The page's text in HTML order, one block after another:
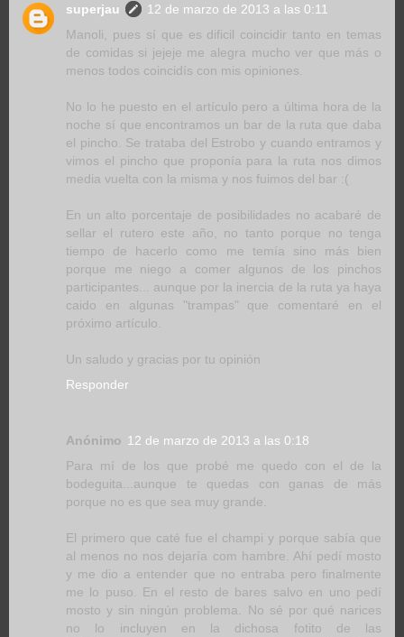
superjau
12 de marzo de 2013 a las 0:11
Manoli, pues sí que es dificil coincidir tanto en temas
de comidas si jejeje me alegra mucho ver que más o
menos todos coincidís con mis opiniones.
No lo he puesto en el artículo pero a última hora de la
noche sí que encontramos un bar de la ruta que daba
el pincho. Se trataba del Estrobo y cuando entramos y
vimos el pincho que proponía para la ruta nos dimos
media vuelta con la misma y nos fuimos del bar :(
En un alto porcentaje de posibilidades no acabaré de
sellar el rutero este año, no tanto porque no tenga
tiempo de hacerlo como me temía sino más bien
porque me niego a comer algunos de los pinchos
participantes... aunque por la inercia de la ruta ya haya
caido en algunas "trampas" que comentaré en el
próximo artículo.
Un saludo y gracias por tu opinión
Responder
Anónimo 12 de marzo de 2013 a las 0:18
Para mí de los que probé me quedo con el de la
bodeguita...aunque te quedas con ganas de más
porque no es que sea muy grande.
El primero que caté fue el champi y porque sabía que
al menos no nos dejaría com hambre. Ahí pedí mosto
y me dio a entender que no entraba pero finalmente
me lo puso. En el resto de bares salvo en uno pedí
mosto y sin ningún problema. No sé por qué narices
no lo incluyen en la dichosa fotito de las